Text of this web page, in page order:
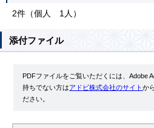
2件（個人 1人）
添付ファイル
PDFファイルをご覧いただくには、Adobe
持ちでない方はアドビ株式会社のサイトか
ださい。